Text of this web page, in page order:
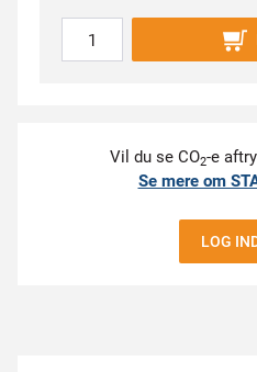
Vil du se CO2-e
Se mere om
LOG